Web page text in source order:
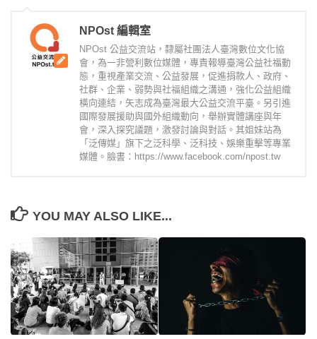
NPOst 編輯室
NPOst 公益交流站，隸屬社團法人臺灣數位文化協
會，為一非營利數位媒體，專責報導臺灣公益社福動
態，重視產業交流、公益發展，促進捐款人、政府、
社群、企業、弱勢與社福組織之溝通，強化公益組織
橫向連結，矢志成為臺灣最大公益交流平臺。另引進
國際發展援助與國外組織動向，舉辦實體講座與年
會，深入探究議題，激發討論與對話。其姐妹站為
「泛傳媒」旗下之泛科學、泛科技、娛樂重擊等專業
媒體。臉書：https://www.facebook.com/npost.tw
YOU MAY ALSO LIKE...